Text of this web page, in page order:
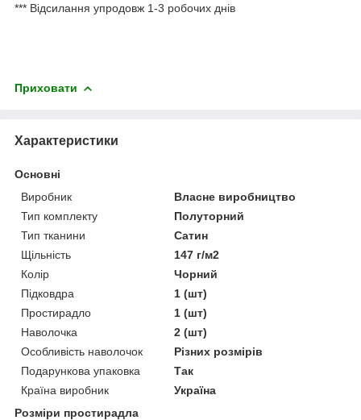
*** Відсилання упродовж 1-3 робочих днів
Приховати
Характеристики
Основні
Виробник
Власне виробництво
Тип комплекту
Полуторний
Тип тканини
Сатин
Щільність
147 г/м2
Колір
Чорний
Підковдра
1 (шт)
Простирадло
1 (шт)
Наволочка
2 (шт)
Особливість наволочок
Різних розмірів
Подарункова упаковка
Так
Країна виробник
Україна
Розміри простирадла